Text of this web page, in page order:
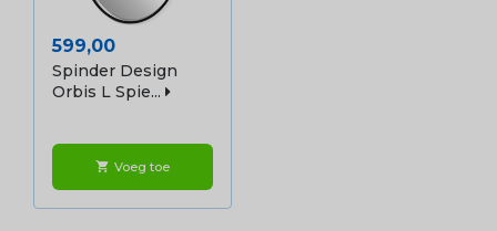
Prijs
599,00
Spinder Design
Orbis L Spie...
shopping_cart Voeg toe